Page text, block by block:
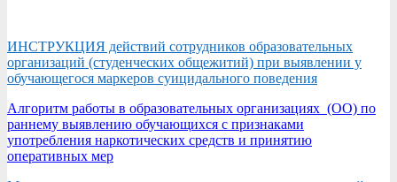
ИНСТРУКЦИЯ действий сотрудников образовательных
организаций (студенческих общежитий) при выявлении у
обучающегося маркеров суицидального поведения
Алгоритм работы в образовательных организациях (ОО) по
раннему выявлению обучающихся с признаками
употребления наркотических средств и принятию
оперативных мер